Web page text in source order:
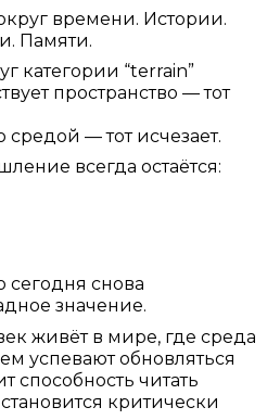
времени. Истории.
Памяти.
категории “terrain”
пространство — тот
средой — тот исчезает.
всегда остаётся:
сегодня снова
значение.
живёт в мире, где среда
успевают обновляться
способность читать
критически